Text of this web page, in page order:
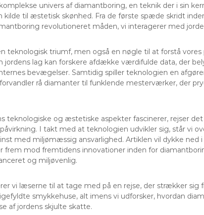
univers af diamantboring, en teknik der i sin
til æstetisk skønhed. Fra de første spæde skridt
revolutioneret måden, vi interagerer med
teknologisk triumf, men også en nøgle til at forstå vores
jordens lag kan forskere afdække værdifulde data, der
bevægelser. Samtidig spiller teknologien en
rå diamanter til funklende mesterværker, der
teknologiske og æstetiske aspekter fascinerer, rejser
I takt med at teknologien udvikler sig, står vi
med miljømæssig ansvarlighed. Artiklen vil dykke ned
frem mod fremtidens innovationer inden for
og miljøvenlig.
vi læserne til at tage med på en rejse, der strækker sig
smykkehuse, alt imens vi udforsker, hvordan
af jordens skjulte skatte.